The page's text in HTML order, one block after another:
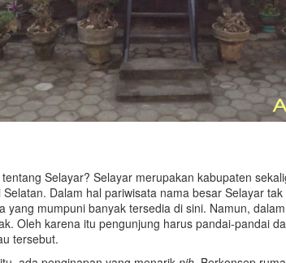
Selayar? Selayar merupakan kabupaten
Dalam hal pariwisata nama besar Selayar
yang mumpuni banyak tersedia di sini. Namun,
Oleh karena itu pengunjung harus pandai-pandai
tersebut.